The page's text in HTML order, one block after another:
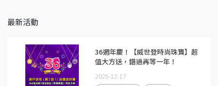
最新活動
36週年慶！【威世登時尚珠寶】超
值大方送，錯過再等一年！
2025-12-17